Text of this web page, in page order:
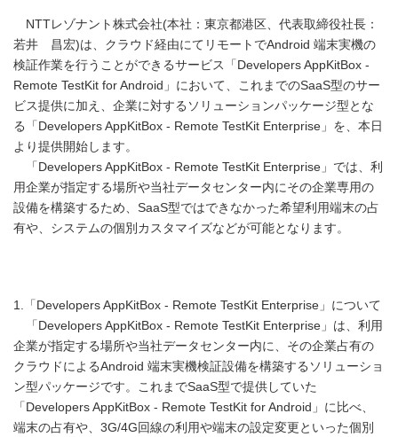
NTTレゾナント株式会社(本社：東京都港区、代表取締役社長：
若井 昌宏)は、クラウド経由にてリモートでAndroid 端末実機の
検証作業を行うことができるサービス「Developers AppKitBox -
Remote TestKit for Android」において、これまでのSaaS型のサー
ビス提供に加え、企業に対するソリューションパッケージ型とな
る「Developers AppKitBox - Remote TestKit Enterprise」を、本日
より提供開始します。
「Developers AppKitBox - Remote TestKit Enterprise」では、利
用企業が指定する場所や当社データセンター内にその企業専用の
設備を構築するため、SaaS型ではできなかった希望利用端末の占
有や、システムの個別カスタマイズなどが可能となります。
1.「Developers AppKitBox - Remote TestKit Enterprise」について
「Developers AppKitBox - Remote TestKit Enterprise」は、利用
企業が指定する場所や当社データセンター内に、その企業占有の
クラウドによるAndroid 端末実機検証設備を構築するソリューショ
ン型パッケージです。これまでSaaS型で提供していた
「Developers AppKitBox - Remote TestKit for Android」に比べ、
端末の占有や、3G/4G回線の利用や端末の設定変更といった個別